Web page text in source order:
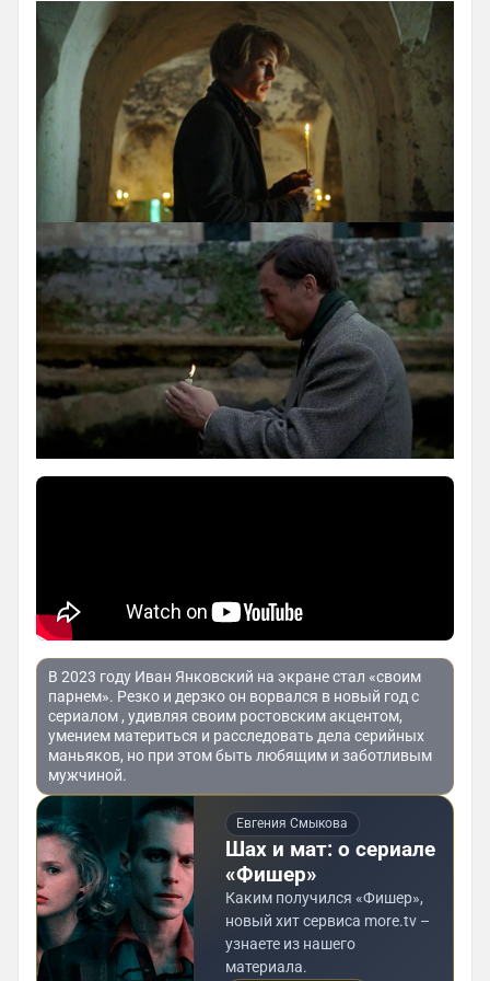
В 2023 году Иван Янковский на экране стал «своим
парнем». Резко и дерзко он ворвался в новый год с
сериалом , удивляя своим ростовским акцентом,
умением материться и расследовать дела серийных
маньяков, но при этом быть любящим и заботливым
мужчиной.
Евгения Смыкова
Шах и мат: о сериале
«Фишер»
Каким получился «Фишер»,
новый хит сервиса more.tv –
узнаете из нашего
материала.